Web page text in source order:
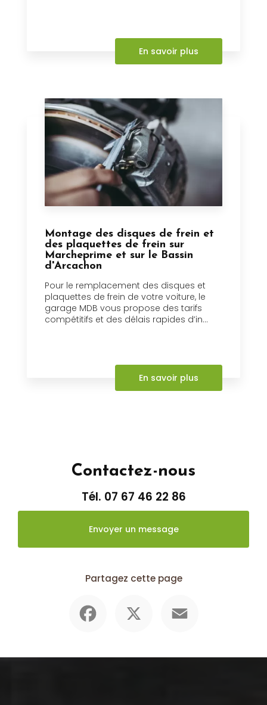
En savoir plus
Montage des disques de frein et
des plaquettes de frein sur
Marcheprime et sur le Bassin
d'Arcachon
Pour le remplacement des disques et
plaquettes de frein de votre voiture, le
garage MDB vous propose des tarifs
compétitifs et des délais rapides d’in...
En savoir plus
Contactez-nous
Tél. 07 67 46 22 86
Envoyer un message
Partagez cette page